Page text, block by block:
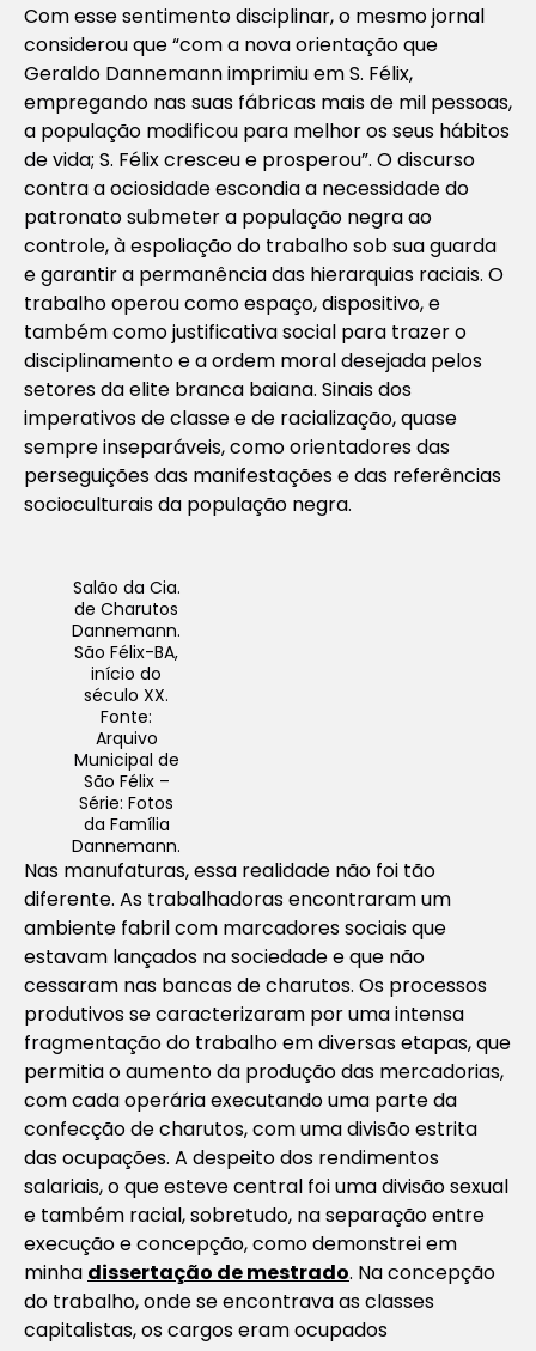
Com esse sentimento disciplinar, o mesmo jornal
considerou que “com a nova orientação que
Geraldo Dannemann imprimiu em S. Félix,
empregando nas suas fábricas mais de mil pessoas,
a população modificou para melhor os seus hábitos
de vida; S. Félix cresceu e prosperou”. O discurso
contra a ociosidade escondia a necessidade do
patronato submeter a população negra ao
controle, à espoliação do trabalho sob sua guarda
e garantir a permanência das hierarquias raciais. O
trabalho operou como espaço, dispositivo, e
também como justificativa social para trazer o
disciplinamento e a ordem moral desejada pelos
setores da elite branca baiana. Sinais dos
imperativos de classe e de racialização, quase
sempre inseparáveis, como orientadores das
perseguições das manifestações e das referências
socioculturais da população negra.
Salão da Cia.
de Charutos
Dannemann.
São Félix-BA,
início do
século XX.
Fonte:
Arquivo
Municipal de
São Félix –
Série: Fotos
da Família
Dannemann.
Nas manufaturas, essa realidade não foi tão
diferente. As trabalhadoras encontraram um
ambiente fabril com marcadores sociais que
estavam lançados na sociedade e que não
cessaram nas bancas de charutos. Os processos
produtivos se caracterizaram por uma intensa
fragmentação do trabalho em diversas etapas, que
permitia o aumento da produção das mercadorias,
com cada operária executando uma parte da
confecção de charutos, com uma divisão estrita
das ocupações. A despeito dos rendimentos
salariais, o que esteve central foi uma divisão sexual
e também racial, sobretudo, na separação entre
execução e concepção, como demonstrei em
minha dissertação de mestrado. Na concepção
do trabalho, onde se encontrava as classes
capitalistas, os cargos eram ocupados